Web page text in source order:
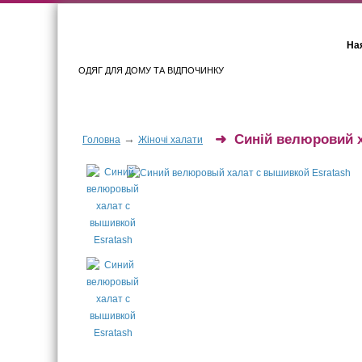
ОДЯГ ДЛЯ ДОМУ ТА ВІДПОЧИНКУ
Головна → Жіночі халати ➜ Синій велюровий